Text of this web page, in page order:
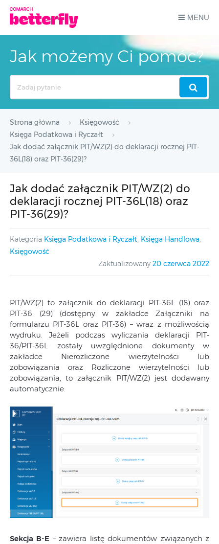
MENU
Jak możemy Ci pomóc?
Strona główna
Księgowość
Księga Podatkowa i Ryczałt
Jak dodać załącznik PIT/WZ(2) do deklaracji rocznej PIT-
36L(18) oraz PIT-36(29)?
Jak dodać załącznik PIT/WZ(2) do
deklaracji rocznej PIT-36L(18) oraz
PIT-36(29)?
Kategoria Księga Podatkowa i Ryczałt, Księga Handlowa,
Księgowość
Zaktualizowany 20 czerwca 2022
PIT/WZ(2) to załącznik do deklaracji PIT-36L (18) oraz
PIT-36 (29) (dostępny w zakładce Załączniki na
formularzu PIT-36L oraz PIT-36) – wraz z możliwością
wydruku. Jeżeli podczas wyliczania deklaracji PIT-
36/PIT-36L zostały uwzględnione dokumenty w
zakładce Nierozliczone wierzytelności lub
zobowiązania oraz Rozliczone wierzytelności lub
zobowiązania, to załącznik PIT/WZ(2) jest dodawany
automatycznie.
Sekcja B-E – zawiera listę dokumentów związanych z